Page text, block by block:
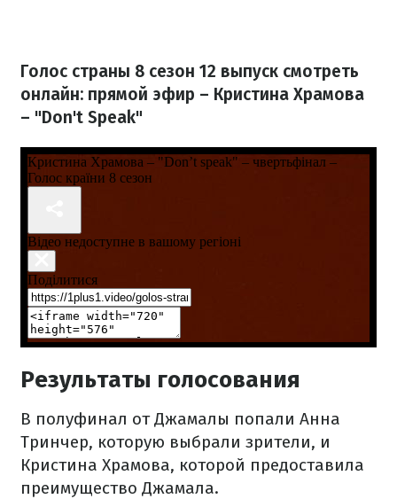
Голос страны 8 сезон 12 выпуск смотреть
онлайн: прямой эфир – Кристина Храмова
– "Don't Speak"
Результаты голосования
В полуфинал от Джамалы попали Анна
Тринчер, которую выбрали зрители, и
Кристина Храмова, которой предоставила
преимущество Джамала.